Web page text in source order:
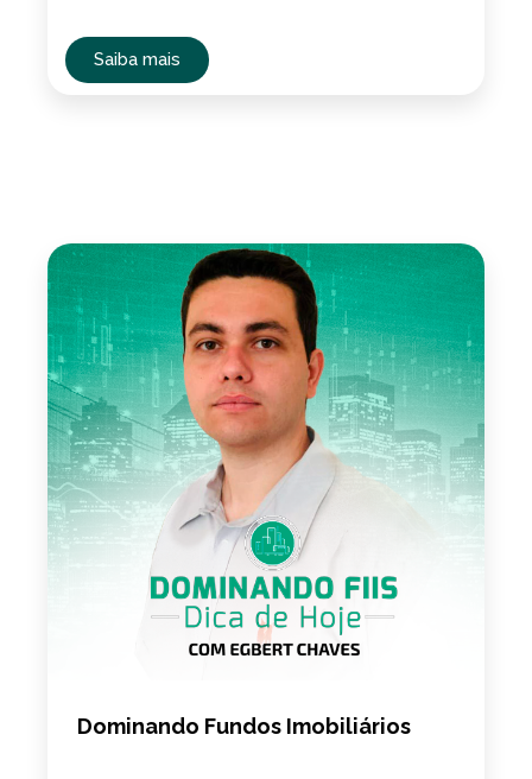
Saiba mais
Dominando Fundos Imobiliários